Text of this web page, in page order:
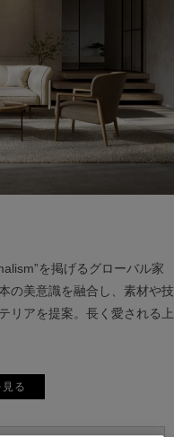
を掲げるグローバル家
の美意識を融合し、素材や技
リアを提案。長く愛される上
る